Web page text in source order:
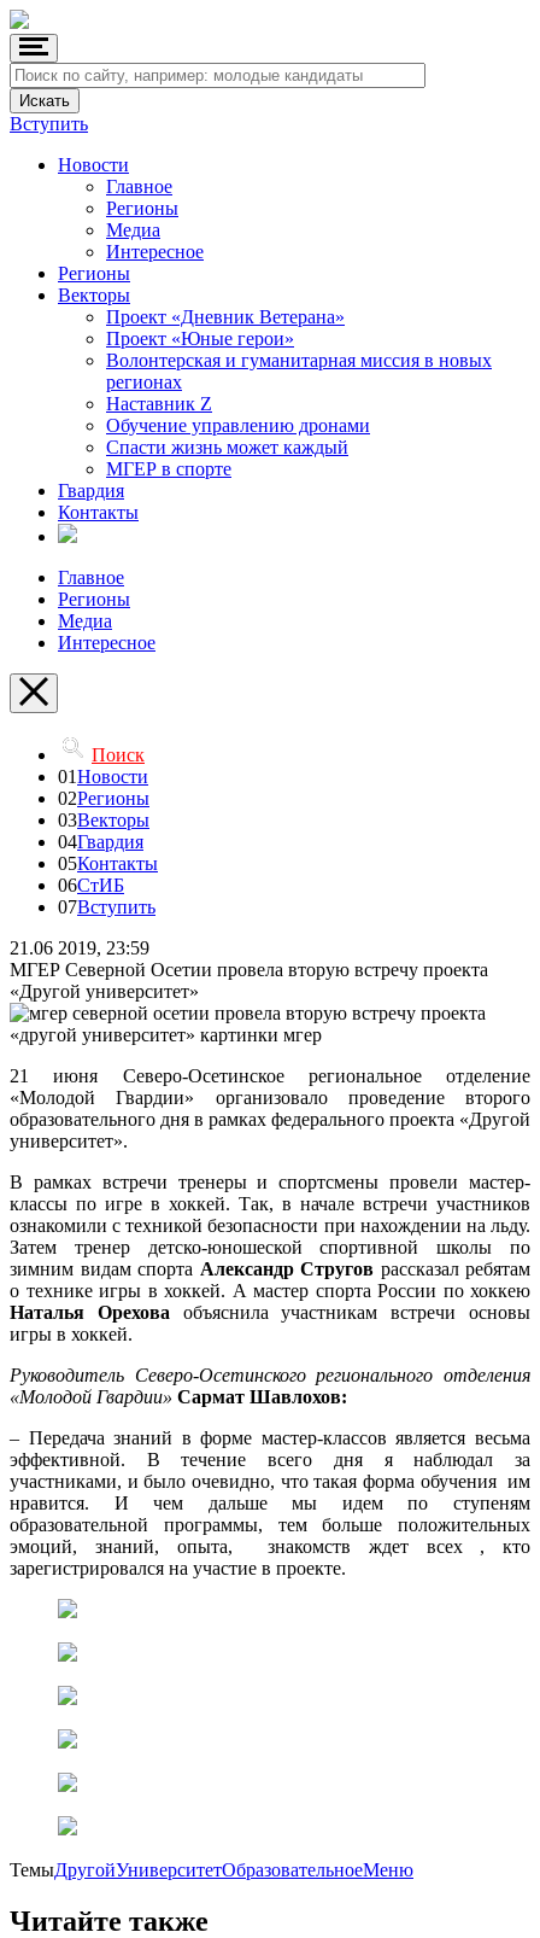
Вступить
Новости
Главное
Регионы
Медиа
Интересное
Регионы
Векторы
Проект «Дневник Ветерана»
Проект «Юные герои»
Волонтерская и гуманитарная миссия в новых
регионах
Наставник Z
Обучение управлению дронами
Спасти жизнь может каждый
МГЕР в спорте
Гвардия
Контакты
Главное
Регионы
Медиа
Интересное
Поиск
01Новости
02Регионы
03Векторы
04Гвардия
05Контакты
06СтИБ
07Вступить
21.06 2019, 23:59
МГЕР Северной Осетии провела вторую встречу проекта
«Другой университет»
21 июня Северо-Осетинское региональное отделение
«Молодой Гвардии» организовало проведение второго
образовательного дня в рамках федерального проекта «Другой
университет».
В рамках встречи тренеры и спортсмены провели мастер-
классы по игре в хоккей. Так, в начале встречи участников
ознакомили с техникой безопасности при нахождении на льду.
Затем тренер детско-юношеской спортивной школы по
зимним видам спорта Александр Стругов рассказал ребятам
о технике игры в хоккей. А мастер спорта России по хоккею
Наталья Орехова объяснила участникам встречи основы
игры в хоккей.
Руководитель Северо-Осетинского регионального отделения
«Молодой Гвардии» Сармат Шавлохов:
– Передача знаний в форме мастер-классов является весьма
эффективной. В течение всего дня я наблюдал за
участниками, и было очевидно, что такая форма обучения им
нравится. И чем дальше мы идем по ступеням
образовательной программы, тем больше положительных
эмоций, знаний, опыта, знакомств ждет всех , кто
зарегистрировался на участие в проекте.
ТемыДругойУниверситетОбразовательноеМеню
Читайте также